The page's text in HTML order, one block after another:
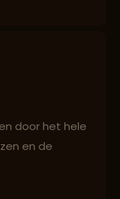
door het hele
en de